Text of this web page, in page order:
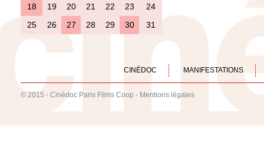
18
19 20 21 22 23
24
25
26 27 28 29 30 31
CINÉDOC MANIFESTATIONS
© 2015 - Cinédoc Paris Films Coop - Mentions légales